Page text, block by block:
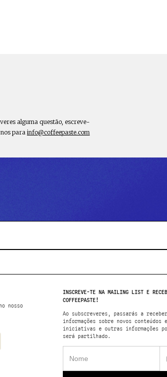
alguma questão, escreve-
nos parainfo@coffeepaste.com
nosso
INSCREVE-TE NA MAILING LIST E
COFFEEPASTE!
Ao subscreveres, passarás a
informações sobre novos
iniciativas e outras informações
será partilhado.